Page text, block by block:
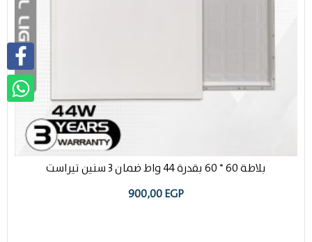
بلاطة 60 * 60 بقدرة 44 واط ضمان 3 سنين تيراست
900,00EGP